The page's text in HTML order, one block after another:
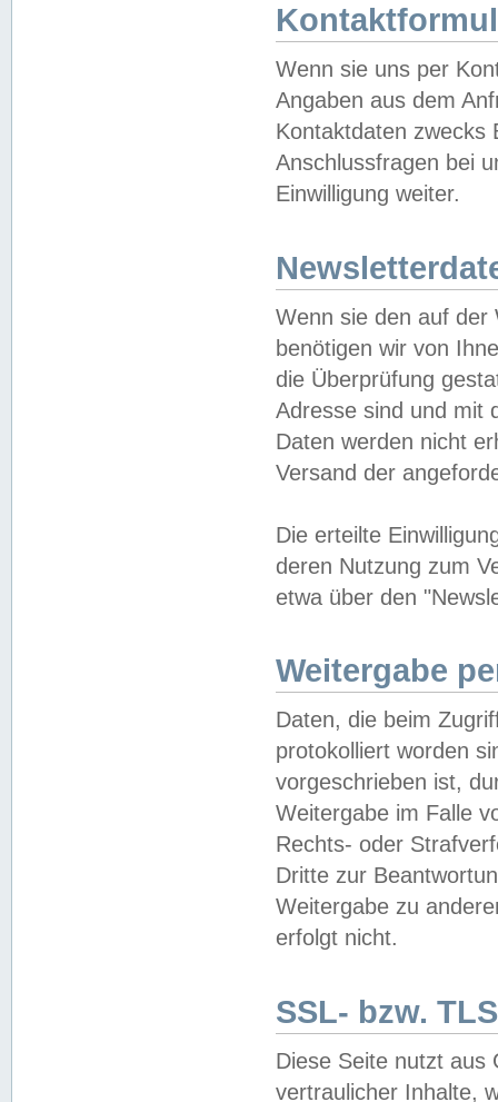
Wenn sie uns per
Angaben aus dem
Kontaktdaten zwecks
Anschlussfragen bei
Einwilligung weiter.
Wenn sie den auf der
benötigen wir von
die Überprüfung
Adresse sind und mit
Daten werden nicht
Versand der
Die erteilte
deren Nutzung zum
etwa über den
Weitergabe
Daten, die beim
protokolliert worden
vorgeschrieben ist,
Weitergabe im Falle
Rechts- oder
Dritte zur
Weitergabe zu
erfolgt nicht.
SSL- bzw.
Diese Seite nutzt aus
vertraulicher Inhalte,